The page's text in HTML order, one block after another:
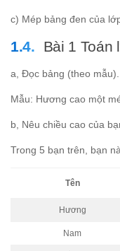
c) Mép bảng đen của
Bài 1 Toán
a, Đọc bảng (theo mẫu).
Mẫu: Hương cao một
b, Nêu chiều cao của
Trong 5 bạn trên, bạn
Tên
Hương
Nam